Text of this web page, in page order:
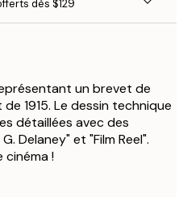
dès $129
un brevet de
1915. Le dessin technique
détaillées avec des
Delaney" et "Film Reel".
cinéma !